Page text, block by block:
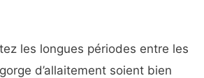
les longues périodes entre les
d’allaitement soient bien